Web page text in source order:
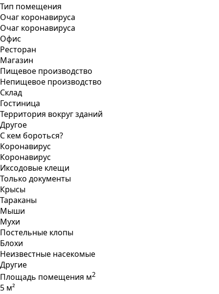
Тип помещения
Очаг коронавируса
Очаг коронавируса
Офис
Ресторан
Магазин
Пищевое производство
Непищевое производство
Склад
Гостиница
Территория вокруг зданий
Другое
С кем бороться?
Коронавирус
Коронавирус
Иксодовые клещи
Только документы
Крысы
Тараканы
Мыши
Мухи
Постельные клопы
Блохи
Неизвестные насекомые
Другие
Площадь помещения м2
5 м²